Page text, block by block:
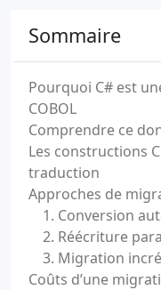
Sommaire
Pourquoi C# est
COBOL
Comprendre ce
Les constructions
traduction
Approches de
1. Conversion
2. Réécriture
3. Migration
Coûts d’une